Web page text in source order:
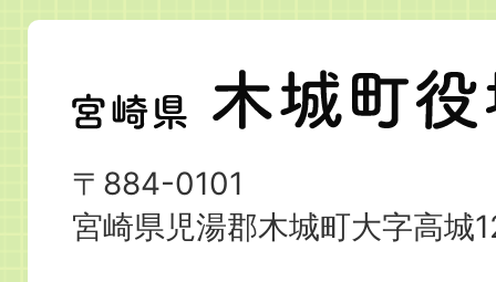
宮
崎
県
木
〒884-0101
宮崎県児湯郡木城町大字高城